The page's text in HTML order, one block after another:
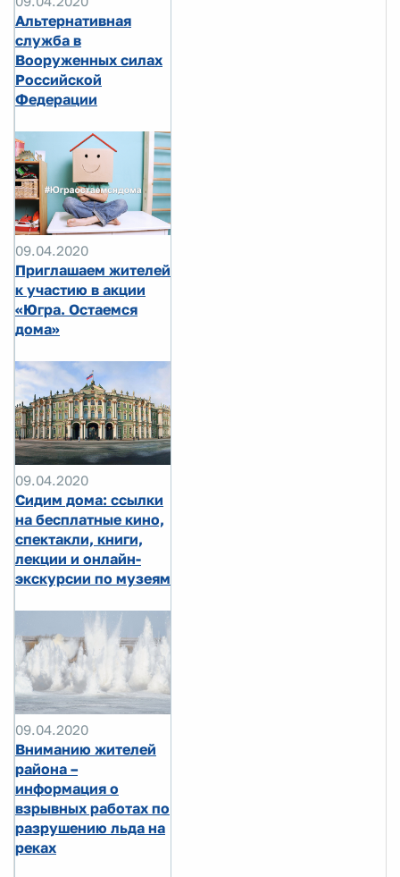
Альтернативная
служба в
Вооруженных силах
Российской
Федерации
09.04.2020
Приглашаем жителей
к участию в акции
«Югра. Остаемся
дома»
09.04.2020
Сидим дома: ссылки
на бесплатные кино,
спектакли, книги,
лекции и онлайн-
экскурсии по музеям
09.04.2020
Вниманию жителей
района –
информация о
взрывных работах по
разрушению льда на
реках